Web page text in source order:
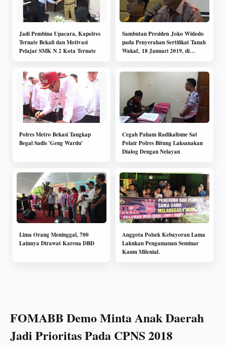
Jadi Pembina Upacara, Kapolres
Ternate Bekali dan Motivasi
Pelajar SMK N 2 Kota Ternate
Sambutan Presiden Joko Widodo
pada Penyerahan Sertifikat Tanah
Wakaf, 18 Januari 2019, di
Polres Metro Bekasi Tangkap
Begal Sadis 'Geng Wardu'
Cegah Paham Radikalisme Sat
Polair Polres Bitung Laksanakan
Dialog Dengan Nelayan
Lima Orang Meninggal, 700
Lainnya Dirawat Karena DBD
Anggota Polsek Kebayoran Lama
Lakukan Pengamanan Seminar
Kaum Milenial.
FOMABB Demo Minta Anak Daerah
Jadi Prioritas Pada CPNS 2018